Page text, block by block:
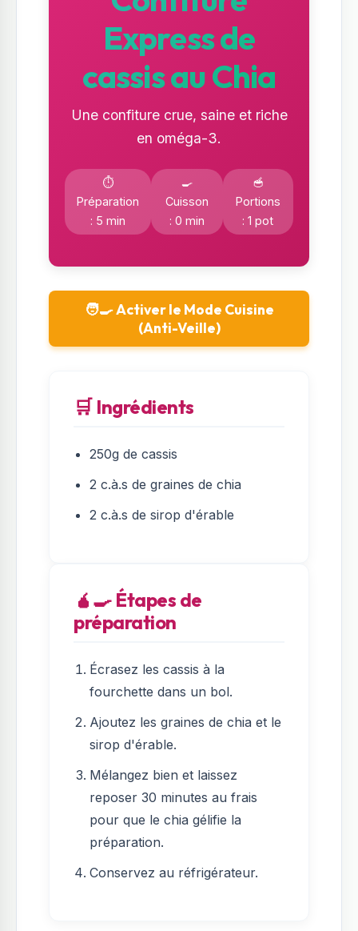
Express de
cassis au Chia
Une confiture crue, saine et riche
en oméga-3.
⏱️
Préparation
: 5 min
🍳
Cuisson
: 0 min
🥣
Portions
: 1 pot
🧑‍🍳 Activer le Mode Cuisine
(Anti-Veille)
🛒 Ingrédients
250g de cassis
2 c.à.s de graines de chia
2 c.à.s de sirop d'érable
🧉‍🍳 Étapes de
préparation
Écrasez les cassis à la
fourchette dans un bol.
Ajoutez les graines de chia et le
sirop d'érable.
Mélangez bien et laissez
reposer 30 minutes au frais
pour que le chia gélifie la
préparation.
Conservez au réfrigérateur.